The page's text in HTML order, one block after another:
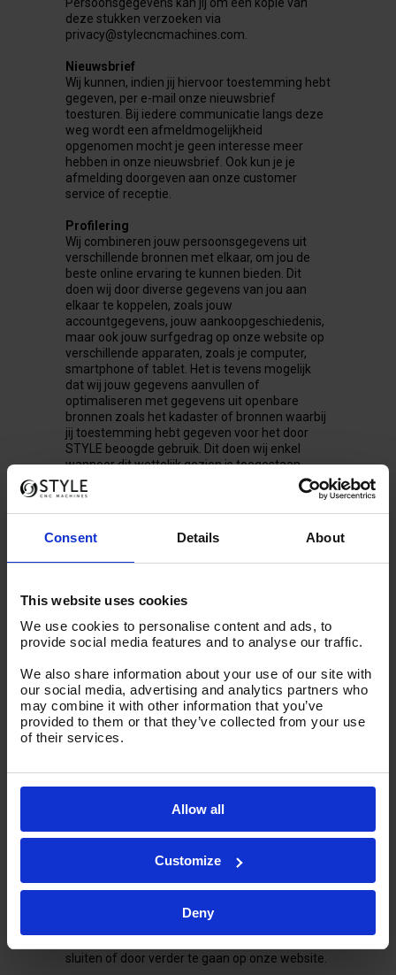
Consent Details About
This website uses cookies
We use cookies to personalise content and ads, to
provide social media features and to analyse our traffic.
We also share information about your use of our site with
our social media, advertising and analytics partners who
may combine it with other information that you’ve
provided to them or that they’ve collected from your use
of their services.
Allow all
Customize
Deny
deze stukken verzoeken via
privacy@stylecncmachines.com.
Nieuwsbrief
Wij kunnen, indien jij hiervoor toestemming hebt
gegeven, per e-mail onze nieuwsbrief
toesturen. Bij iedere communicatie langs deze
weg wordt een afmeldmogelijkheid
opgenomen mocht je geen interesse meer
hebben in onze nieuwsbrief. Ook kun je je
afmelding doorgeven aan onze customer
service of receptie.
Profilering
Wij combineren jouw persoonsgegevens uit
verschillende bronnen met elkaar, om jou de
beste online ervaring te kunnen bieden. Dit
doen wij door diverse gegevens van jou aan
elkaar te koppelen, zoals jouw
accountgegevens, jouw aankoopgeschiedenis,
maar ook jouw surfgedrag op onze website op
verschillende apparaten, zoals je computer,
smartphone of tablet. Het is tevens mogelijk
dat wij jouw gegevens aanvullen of
optimaliseren met gegevens uit openbare
bronnen zoals het kadaster of bronnen waarbij
jij toestemming hebt gegeven voor het door
STYLE beoogde gebruik. Dit doen wij enkel
wanneer dit wettelijk gezien is toegestaan.
Door jouw gegevens te combineren uit
verschillende bronnen, kunnen wij
gepersonaliseerde content tonen op onze
website of websites van derden, die aansluiten
wij op deze manier voor jou personaliseren. Op
deze wijze kunnen wij betere en gerichtere
aanbiedingen doen.
Bij het verzamelen en combineren van je
gegevens maken we gebruik van cookies.
Cookies maken het onder andere mogelijk om
gepersonaliseerde aanbiedingen van STYLE op
externe websites te tonen, dus op websites die
cookies? Lees dan onze [LINK NAAR
COOKIESBELEID]
Cookies accepteren
gebruiken is het nodig dat je onze cookies
accepteert. Bij je eerste bezoek zie je een
sluiten of door verder te gaan op onze website.